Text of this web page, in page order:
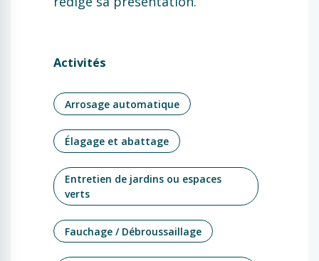
Activités
Arrosage automatique
Élagage et abattage
Entretien de jardins ou espaces
verts
Fauchage / Débroussaillage